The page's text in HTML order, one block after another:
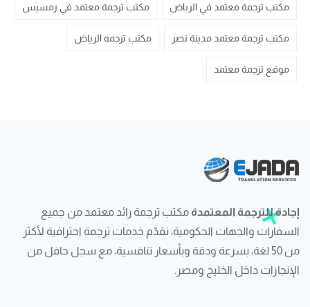
مكتب ترجمة معتمد في الرياض مكتب ترجمة معتمد في رمسيس
مكتب ترجمة معتمد مدينة نصر مكتب ترجمه الرياض
موقع ترجمة معتمد
إجادة للترجمة المعتمدة مكتب ترجمة رائد معتمد من جميع
السفارات والجهات الحكومية، نقدّم خدمات ترجمة احترافية لأكثر
من 50 لغة، بسرعة ودقة وبأسعار تنافسية، مع سجل حافل من
الإنجازات داخل الخليج ومصر.